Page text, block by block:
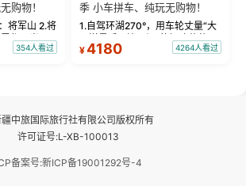
购物！
将军山 2.将
雪都风光 3.
迪party 4.
354人看过
季 小车拼车、纯玩无购物！
1.自驾环湖270°，用车轮丈量“大
西洋最后一滴眼泪”的极致蔚蓝，
让雪山、花海与深邃湖水在转弯
¥4180 4264人看过
中旅国际旅行社有限公司版权所有
许可证号:L-XB-100013
备案号:新ICP备19001292号-4